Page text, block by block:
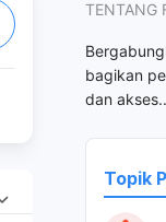
TENTANG
bagikan
dan akses
Topik